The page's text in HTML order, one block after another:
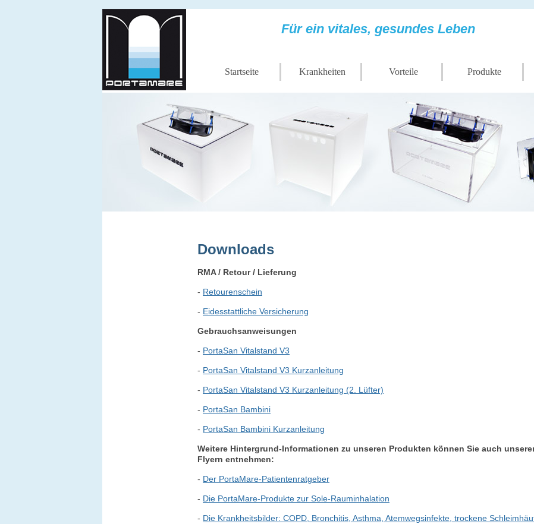
Für ein vitales, gesundes Leben
Startseite Krankheiten Vorteile Produkte
Downloads
RMA / Retour / Lieferung
- Retourenschein
- Eidesstattliche Versicherung
Gebrauchsanweisungen
- PortaSan Vitalstand V3
- PortaSan Vitalstand V3 Kurzanleitung
- PortaSan Vitalstand V3 Kurzanleitung (2. Lüfter)
- PortaSan Bambini
- PortaSan Bambini Kurzanleitung
Weitere Hintergrund-Informationen zu unseren Produkten können Sie auch
Flyern entnehmen:
- Der PortaMare-Patientenratgeber
- Die PortaMare-Produkte zur Sole-Rauminhalation
- Die Krankheitsbilder: COPD, Bronchitis, Asthma, Atemwegsinfekte, trockene